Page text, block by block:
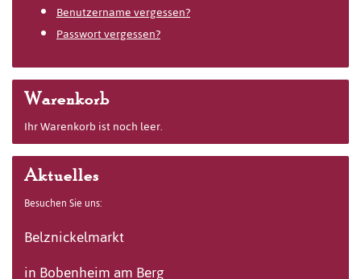
Benutzername vergessen?
Passwort vergessen?
Warenkorb
Ihr Warenkorb ist noch leer.
Aktuelles
Besuchen Sie uns:
Belznickelmarkt
in Bobenheim am Berg